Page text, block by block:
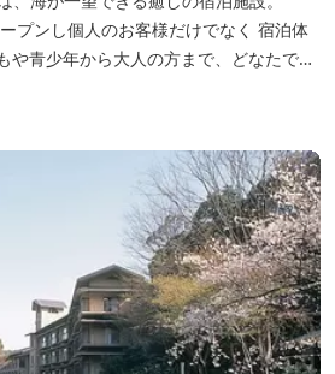
プンし個人のお客様だけでなく 宿泊体
や青少年から大人の方まで、どなたでも
トやボート・カヤックをはじめとするマ
する海の乗馬倶楽部エルカバージョでの